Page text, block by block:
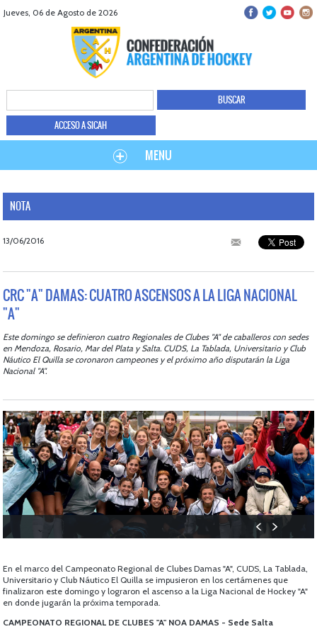
Jueves, 06 de Agosto de 2026
ACCESO A SICAH
MENU
NOTA
13/06/2016
CRC "A" DAMAS: CUATRO ASCENSOS A LA LIGA NACIONAL
"A"
Este domingo se definieron cuatro Regionales de Clubes "A" de caballeros con sedes
en Mendoza, Rosario, Mar del Plata y Salta. CUDS, La Tablada, Universitario y Club
Náutico El Quilla se coronaron campeones y el próximo año disputarán la Liga
Nacional "A".
En el marco del Campeonato Regional de Clubes Damas "A", CUDS, La Tablada,
Universitario y Club Náutico El Quilla se impusieron en los certámenes que
finalizaron este domingo y lograron el ascenso a la Liga Nacional de Hockey "A"
en donde jugarán la próxima temporada.
CAMPEONATO REGIONAL DE CLUBES "A" NOA DAMAS - Sede Salta